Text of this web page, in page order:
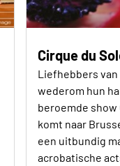
Cirque du
Liefhebbers van
wederom hun
beroemde show
komt naar
een uitbundig
acrobatische